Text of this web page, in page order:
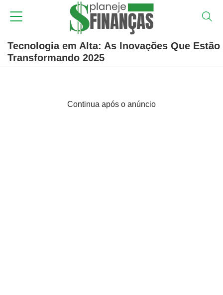
Tecnologia em Alta: As Inovações Que Estão
Transformando 2025
Continua após o anúncio